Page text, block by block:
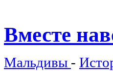
Вместе
Мальдивы -